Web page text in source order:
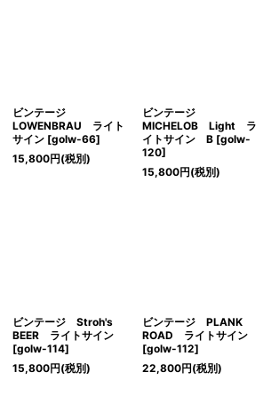
ビンテージ
LOWENBRAU ライト
サイン [golw-66]
15,800円(税別)
ビンテージ
MICHELOB Light ラ
イトサイン B [golw-
120]
15,800円(税別)
ビンテージ Stroh's
BEER ライトサイン
[golw-114]
15,800円(税別)
ビンテージ PLANK
ROAD ライトサイン
[golw-112]
22,800円(税別)